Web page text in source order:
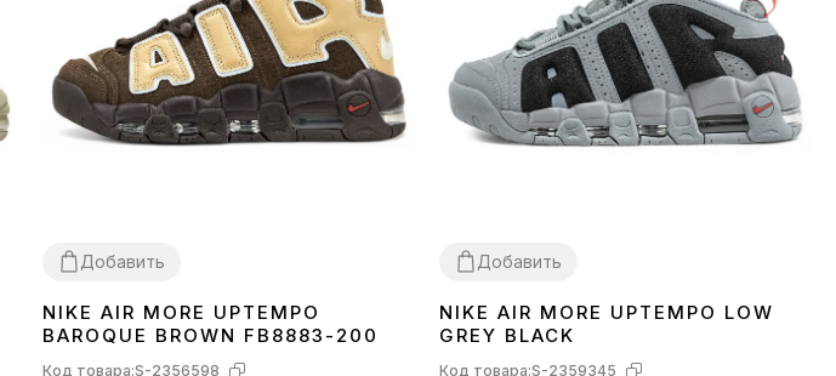
Добавить
4142 4445
NIKE AIR MORE UPTEMPO
BAROQUE BROWN FB8883-200
Код товара:S-2356598
Добавить
4041 4243 44 45
NIKE AIR MORE UPTEMPO LOW
GREY BLACK
Код товара:S-2359345